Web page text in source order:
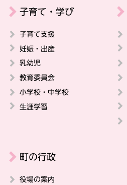
子育て・学び
子育て支援
妊娠・出産
乳幼児
教育委員会
小学校・中学校
生涯学習
町の行政
役場の案内